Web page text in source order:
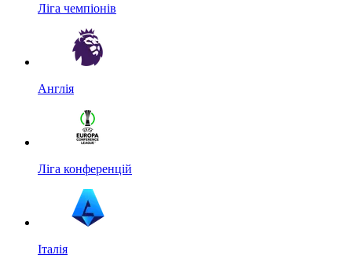
Ліга чемпіонів
Англія
Ліга конференцій
Італія